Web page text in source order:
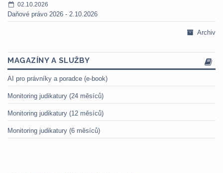
02.10.2026
Daňové právo 2026 - 2.10.2026
Archiv
MAGAZÍNY A SLUŽBY
AI pro právníky a poradce (e-book)
Monitoring judikatury (24 měsíců)
Monitoring judikatury (12 měsíců)
Monitoring judikatury (6 měsíců)